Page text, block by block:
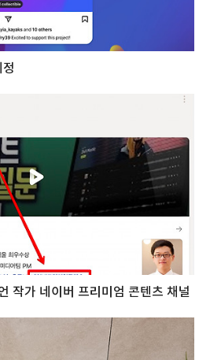
작가 네이버 프리미엄 콘텐츠 채널